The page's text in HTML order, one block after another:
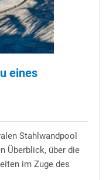
eines
Stahlwandpool
Überblick, über die
im Zuge des